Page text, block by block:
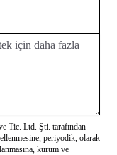
Tic. Ltd. Şti. tarafından
periyodik, olarak
kurum ve